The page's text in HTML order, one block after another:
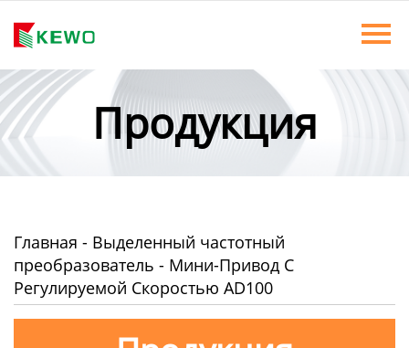
Главная
Продукты
Новости Продукция
Главная - Выделенный частотный
преобразователь - Мини-Привод С
Регулируемой Скоростью AD100